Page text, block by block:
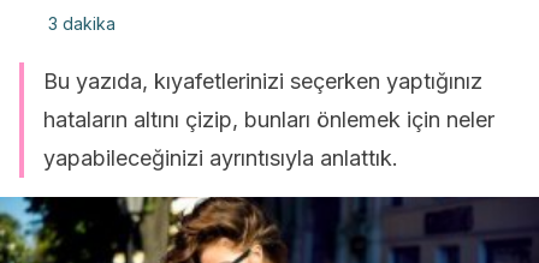
3 dakika
Bu yazıda, kıyafetlerinizi seçerken yaptığınız
hataların altını çizip, bunları önlemek için neler
yapabileceğinizi ayrıntısıyla anlattık.